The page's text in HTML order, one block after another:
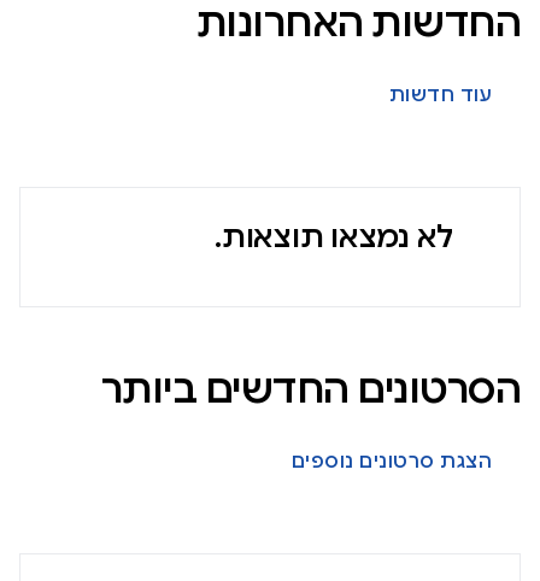
החדשות האחרונות
עוד חדשות
לא נמצאו תוצאות.
הסרטונים החדשים ביותר
הצגת סרטונים נוספים